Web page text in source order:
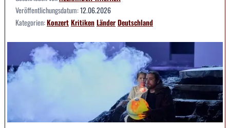
Veröffentlichungsdatum:12.06.2026
Kategorien:KonzertKritikenLänderDeutschland